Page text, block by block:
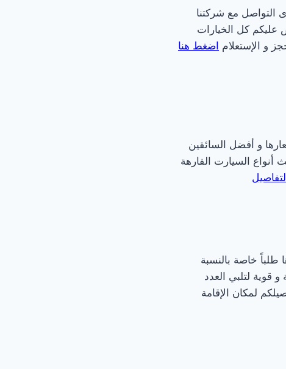
التواصل مع شركتنا
عليكم كل الخيارات
و الإستعلام اضغط هنا
و أفضل السائقين
السيارت الفارهة
خاصة بالنسبة
قوية لتلبي العدد
لمكان الإقامة